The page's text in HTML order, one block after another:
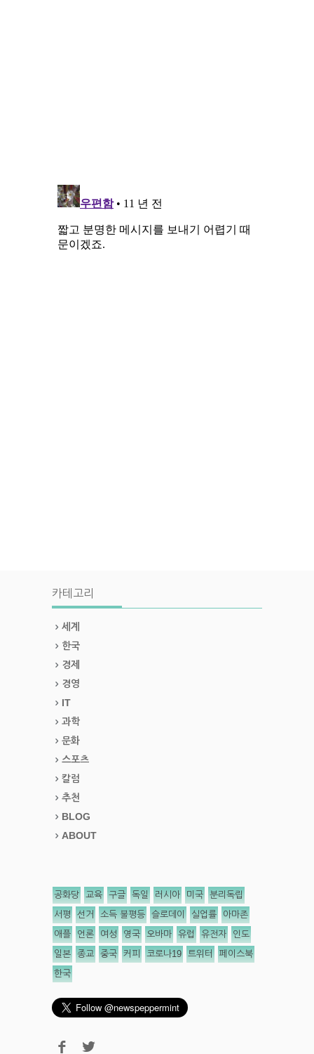
카테고리
세계
한국
경제
경영
IT
과학
문화
스포츠
칼럼
추천
BLOG
ABOUT
공화당 교육 구글 독일 러시아 미국 분리독립
서평 선거 소득 불평등 슬로데이 실업률 아마존
애플 언론 여성 영국 오바마 유럽 유전자 인도
일본 종교 중국 커피 코로나19 트위터 페이스북
한국